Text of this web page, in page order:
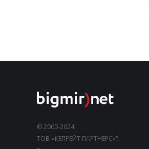
© 2000-2024,
ТОВ «КЕПРЕЙТ ПАРТНЕРС»".